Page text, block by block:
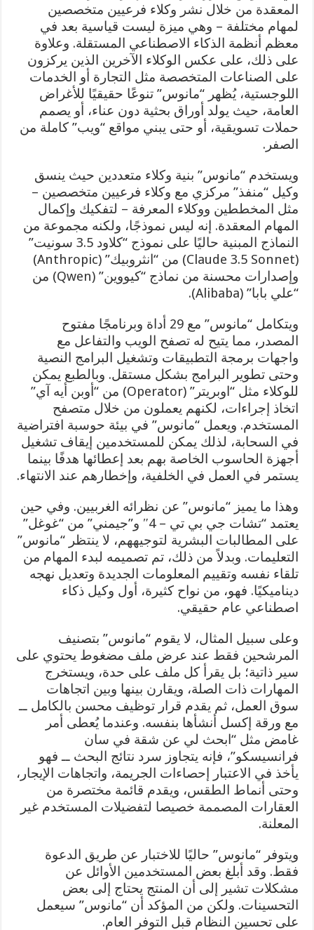
المعقدة من خلال نشر وكلاء فرعيين متخصصين
لمهام مختلفة – وهي ميزة ليست قياسية بعد في
معظم أنظمة الذكاء الاصطناعي المستقلة. وعلاوة
على ذلك، على عكس الوكلاء الآخرين الذين يركزون
على الصناعات المتخصصة مثل التجارة أو الخدمات
اللوجستية، يُظهر “مانوس” تنوعًا حقيقيًا للأغراض
العامة، حيث يولد أوراق بحثية دون عناء، أو يصمم
حملات تسويقية، أو حتى يبني مواقع “ويب” كاملة من
الصفر.
ويستخدم “مانوس” بنية وكلاء متعددين حيث ينسق
وكيل “منفذ” مركزي مع وكلاء فرعيين متخصصين –
مثل المخططين ووكلاء المعرفة – لتفكيك وإكمال
المهام المعقدة. إنه ليس نموذجًا، ولكنه مجموعة من
النماذج المبنية حاليًا على نموذج “كلاود 3.5 سونيت”
(Claude 3.5 Sonnet) من “انثروبيك” (Anthropic)
وإصدارات محسنة من نماذج “كيووين” (Qwen) من
“علي بابا” (Alibaba).
ويتكامل “مانوس” مع 29 أداة وبرنامجًا مفتوح
المصدر، مما يتيح له تصفح الويب والتفاعل مع
واجهات برمجة التطبيقات وتشغيل البرامج النصية
وحتى تطوير البرامج بشكل مستقل. وبالطبع يمكن
للوكلاء مثل “اوبريتر” (Operator) من “أوبن أيه آي”
اتخاذ إجراءات، لكنهم يعملون من خلال متصفح
المستخدم. ويعمل “مانوس” في بيئة حوسبة افتراضية
في السحابة، لذلك يمكن للمستخدمين إيقاف تشغيل
أجهزة الحاسوب الخاصة بهم بعد إعطائها هدفًا بينما
يستمر في العمل في الخلفية، وإخطارهم عند الانتهاء.
وهذا ما يميز “مانوس” عن نظرائه الغربيين. وفي حين
يعتمد “تشات جي بي تي – 4″ و”جيمني” من “غوغل”
على المطالبات البشرية لتوجيههم، لا ينتظر “مانوس”
التعليمات. وبدلاً من ذلك، تم تصميمه لبدء المهام من
تلقاء نفسه وتقييم المعلومات الجديدة وتعديل نهجه
ديناميكيًا. فهو، من نواح كثيرة، أول وكيل ذكاء
اصطناعي عام حقيقي.
وعلى سبيل المثال، لا يقوم “مانوس” بتصنيف
المرشحين فقط عند عرض ملف مضغوط يحتوي على
سير ذاتية؛ بل يقرأ كل ملف على حدة، ويستخرج
المهارات ذات الصلة، ويقارن بينها وبين اتجاهات
سوق العمل، ثم يقدم قرار توظيف محسن بالكامل ــ
مع ورقة إكسل أنشأها بنفسه. وعندما يُعطى أمر
غامض مثل “ابحث لي عن شقة في سان
فرانسيسكو”، فإنه يتجاوز سرد نتائج البحث ــ فهو
يأخذ في الاعتبار إحصاءات الجريمة، واتجاهات الإيجار،
وحتى أنماط الطقس، ويقدم قائمة مختصرة من
العقارات المصممة خصيصا لتفضيلات المستخدم غير
المعلنة.
ويتوفر “مانوس” حاليًا للاختبار عن طريق الدعوة
فقط. وقد أبلغ بعض المستخدمين الأوائل عن
مشكلات تشير إلى أن المنتج يحتاج إلى بعض
التحسينات. ولكن من المؤكد أن “مانوس” سيعمل
على تحسين النظام قبل التوفر العام.